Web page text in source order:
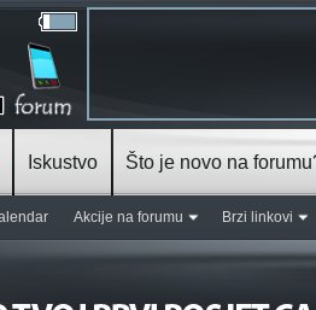
Akcije na forumu Brzi linkovi
Iskustvo Što je novo na